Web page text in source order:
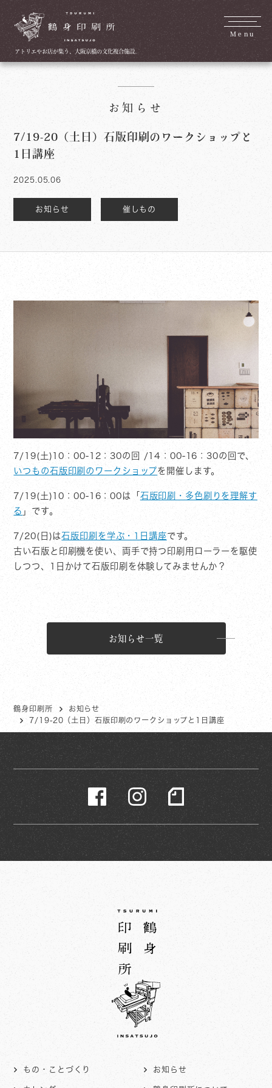
アトリエやお店が集う、大阪京橋の文化複合施設。
Menu
お知らせ
7/19-20（土日）石版印刷のワークショップと
1日講座
2025.05.06
お知らせ 催しもの
7/19(土)10：00-12：30の回 /14：00-16：30の回で、
いつもの石版印刷のワークショップを開催します。
7/19(土)10：00-16：00は「 石版印刷・多色刷りを理解す
る 」です。
7/20(日)は石版印刷を学ぶ・1日講座です。
古い石版と印刷機を使い、両手で持つ印刷用ローラーを駆使
しつつ、1日かけて石版印刷を体験してみませんか？
お知らせ一覧
鶴身印刷所
お知らせ
7/19-20（土日）石版印刷のワークショップと1日講座
もの・ことづくり お知らせ